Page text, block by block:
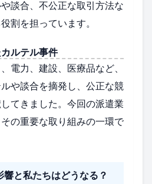
談合、不公正な取引方法な
割を担っています。
ルテル事件
電力、建設、医療品など、
や談合を摘発し、公正な競
てきました。今回の派遣業
の重要な取り組みの一環で
と私たちはどうなる？